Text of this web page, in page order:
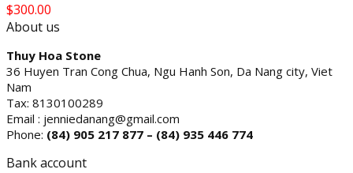
$300.00
About us
Thuy Hoa Stone
36 Huyen Tran Cong Chua, Ngu Hanh Son, Da Nang city, Viet
Nam
Tax: 8130100289
Email : jenniedanang@gmail.com
Phone: (84) 905 217 877 – (84) 935 446 774
Bank account